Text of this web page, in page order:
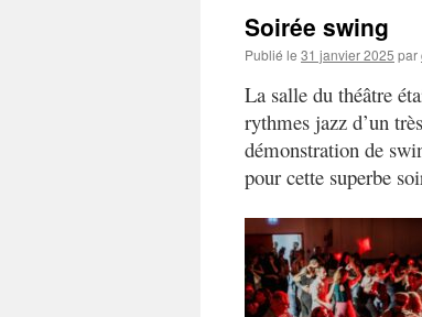
Soirée swing
Publié le 31 janvier 2025 par
La salle du théâtre
rythmes jazz d’un
démonstration de
pour cette superbe